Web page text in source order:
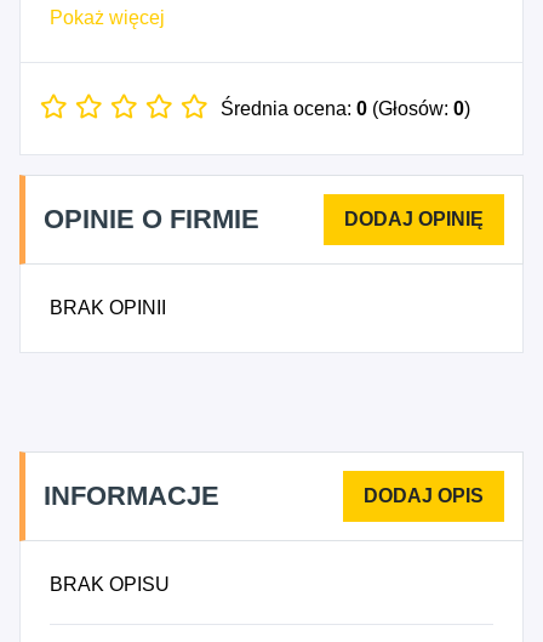
LUBUSKIE, powiat Zielona Góra. Numer
Masażu Olena Semenova to 542012928. Data
- Działalność w zakresie fizjoterapii, 8696Z -
Działalność w zakresie medycyny tradycyjnej,
uzupełniającej i alternatywnej, 8699D - Działalność
Działalność w zakresie pielęgnacji urody i
Pokaż więcej
Średnia ocena: 0 (Głosów: 0)
OPINIE O FIRMIE
BRAK OPINII
INFORMACJE
BRAK OPISU